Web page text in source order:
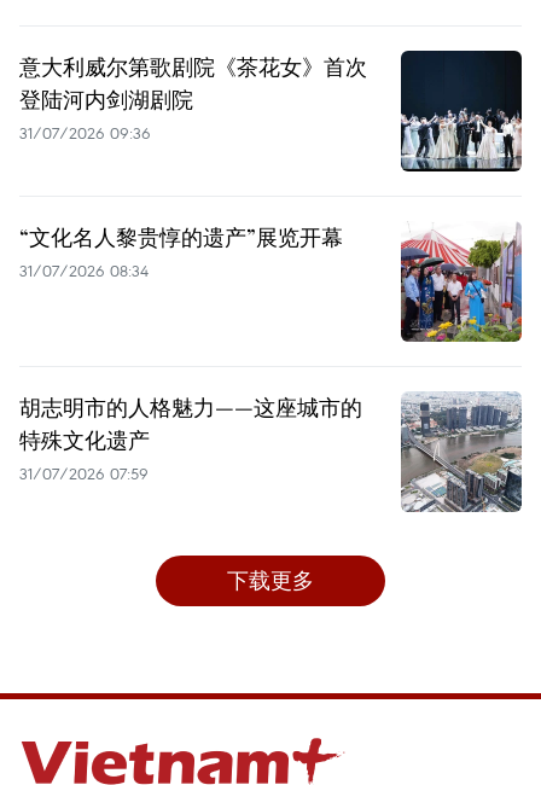
意大利威尔第歌剧院《茶花女》首次
登陆河内剑湖剧院
31/07/2026 09:36
“文化名人黎贵惇的遗产”展览开幕
31/07/2026 08:34
胡志明市的人格魅力——这座城市的
特殊文化遗产
31/07/2026 07:59
下载更多